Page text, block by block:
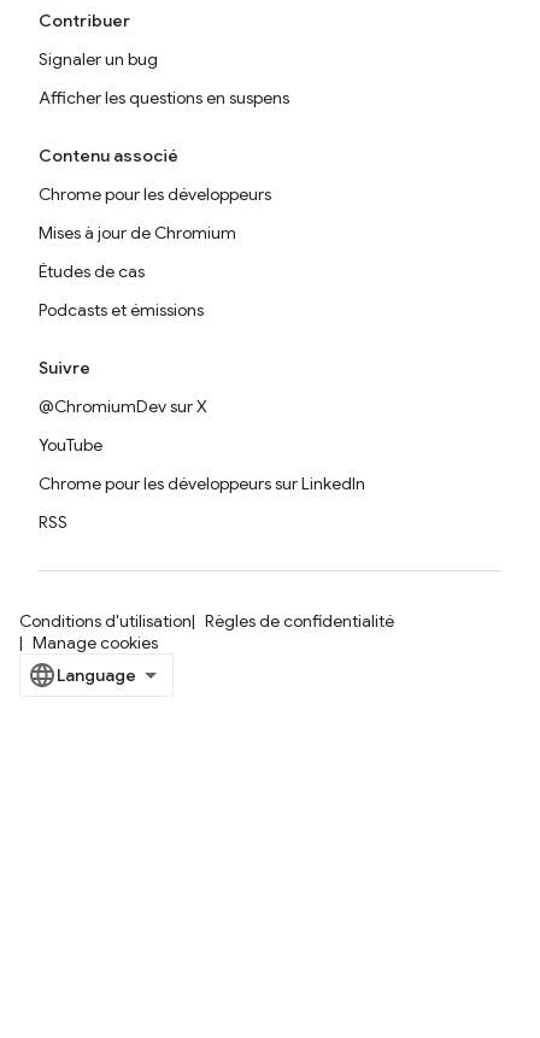
Contribuer
Signaler un bug
Afficher les questions en suspens
Contenu associé
Chrome pour les développeurs
Mises à jour de Chromium
Études de cas
Podcasts et émissions
Suivre
@ChromiumDev sur X
YouTube
Chrome pour les développeurs sur LinkedIn
RSS
Conditions d'utilisation
Règles de confidentialité
Manage cookies